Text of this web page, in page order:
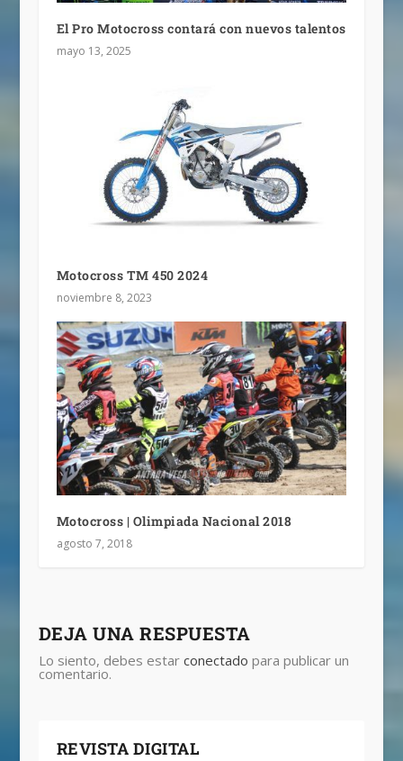
El Pro Motocross contará con nuevos talentos
mayo 13, 2025
Motocross TM 450 2024
noviembre 8, 2023
Motocross | Olimpiada Nacional 2018
agosto 7, 2018
DEJA UNA RESPUESTA
Lo siento, debes estar conectado para publicar un
comentario.
REVISTA DIGITAL